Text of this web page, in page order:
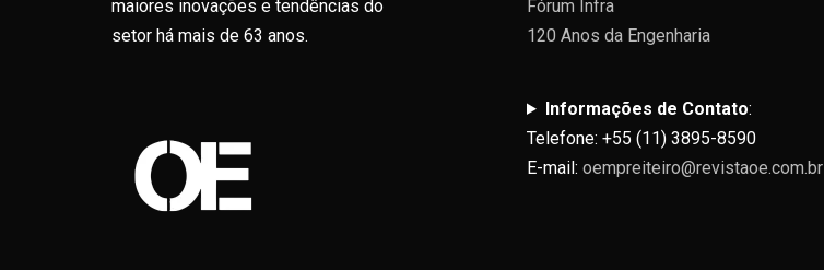
maiores inovações e tendências do
setor há mais de 63 anos.
Fórum Infra
120 Anos da Engenharia
Informações de Contato:
Telefone: +55 (11) 3895-8590
E-mail: oempreiteiro@revistaoe.com.br